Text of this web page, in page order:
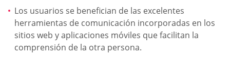
Los usuarios se benefician de las excelentes
herramientas de comunicación incorporadas en los
sitios web y aplicaciones móviles que facilitan la
comprensión de la otra persona.